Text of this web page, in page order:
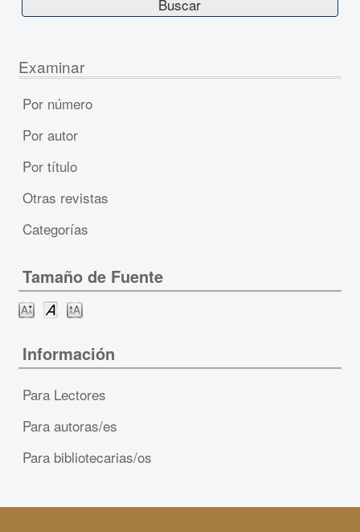
Examinar
Por número
Por autor
Por título
Otras revistas
Categorías
Tamaño de Fuente
Información
Para Lectores
Para autoras/es
Para bibliotecarias/os